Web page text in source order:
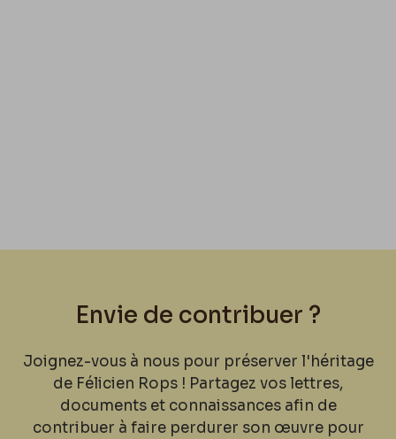
Envie de contribuer ?
Joignez-vous à nous pour préserver l'héritage
de Félicien Rops ! Partagez vos lettres,
documents et connaissances afin de
contribuer à faire perdurer son œuvre pour